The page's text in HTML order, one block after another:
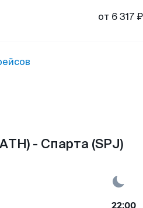
от 6 317 ₽
- Спарта (SPJ)